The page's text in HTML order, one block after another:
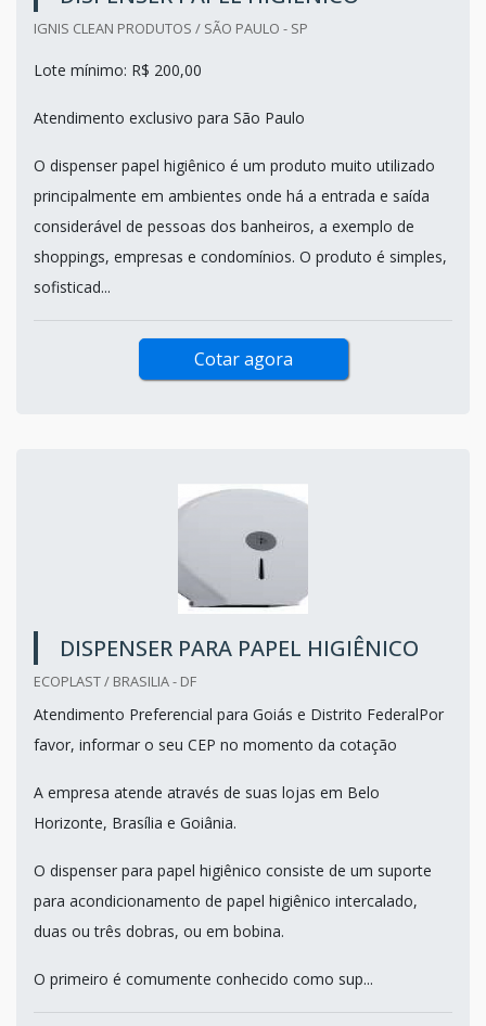
IGNIS CLEAN PRODUTOS / SÃO PAULO - SP
Lote mínimo: R$ 200,00
Atendimento exclusivo para São Paulo
O dispenser papel higiênico é um produto muito utilizado
principalmente em ambientes onde há a entrada e saída
considerável de pessoas dos banheiros, a exemplo de
shoppings, empresas e condomínios. O produto é simples,
sofisticad...
Cotar agora
DISPENSER PARA PAPEL HIGIÊNICO
ECOPLAST / BRASILIA - DF
Atendimento Preferencial para Goiás e Distrito FederalPor
favor, informar o seu CEP no momento da cotação
A empresa atende através de suas lojas em Belo
Horizonte, Brasília e Goiânia.
O dispenser para papel higiênico consiste de um suporte
para acondicionamento de papel higiênico intercalado,
duas ou três dobras, ou em bobina.
O primeiro é comumente conhecido como sup...